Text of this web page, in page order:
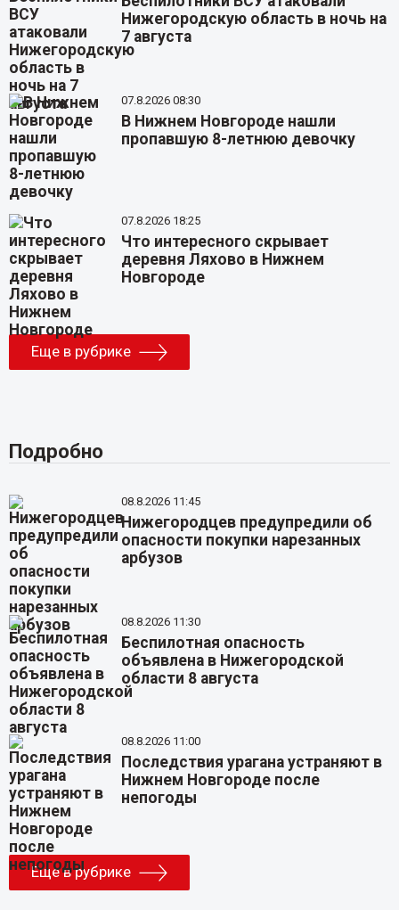
Нижегородскую область в ночь на
7 августа
07.8.2026 08:30
В Нижнем Новгороде нашли
пропавшую 8-летнюю девочку
07.8.2026 18:25
Что интересного скрывает
деревня Ляхово в Нижнем
Новгороде
Еще в рубрике
Подробно
08.8.2026 11:45
Нижегородцев предупредили об
опасности покупки нарезанных
арбузов
08.8.2026 11:30
Беспилотная опасность
объявлена в Нижегородской
области 8 августа
08.8.2026 11:00
Последствия урагана устраняют в
Нижнем Новгороде после
непогоды
Еще в рубрике